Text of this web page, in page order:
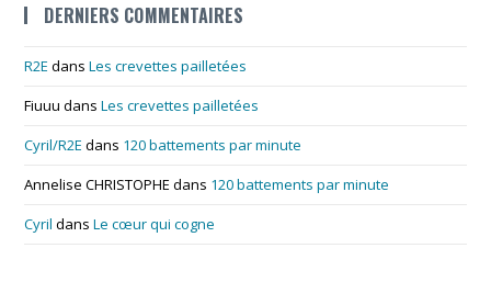
DERNIERS COMMENTAIRES
R2E dansLes crevettes pailletées
Fiuuu dansLes crevettes pailletées
Cyril/R2E dans 120 battements par minute
Annelise CHRISTOPHE dans 120 battements par minute
Cyril dansLe cœur qui cogne